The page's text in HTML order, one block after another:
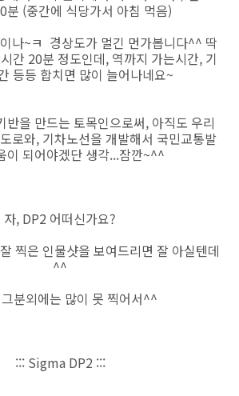
분 (중간에 식당가서 아침 먹음)
나~ㅋ 경상도가 멀긴 먼가봅니다^^ 딱
간 20분 정도인데, 역까지 가는시간, 기
등등 합치면 많이 늘어나네요~
반을 만드는 토목인으로써, 아직도 우리
로와, 기차노선을 개발해서 국민교통발
이 되어야겠단 생각...잠깐~^^
자, DP2 어떠신가요?
찍은 인물샷을 보여드리면 잘 아실텐데
^^
분외에는 많이 못 찍어서^^
::: Sigma DP2 :::